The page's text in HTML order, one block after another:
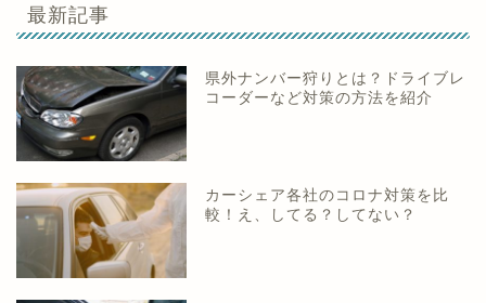
最新記事
県外ナンバー狩りとは？ドライブレ
コーダーなど対策の方法を紹介
カーシェア各社のコロナ対策を比
較！え、してる？してない？